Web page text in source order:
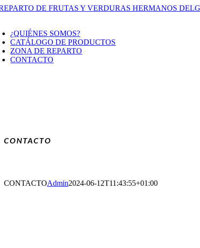
Saltar
¿QUIÉNES SOMOS?
CATÁLOGO DE PRODUCTOS
ZONA DE REPARTO
CONTACTO
CONTACTO
CONTACTOAdmin2024-06-12T11:43:55+01:00